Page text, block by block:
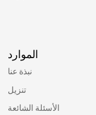
الموارد
نبذة عنا
تنزيل
الأسئلة الشائعة